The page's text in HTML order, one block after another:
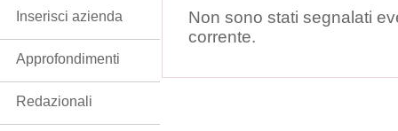
Non sono stati segnalati
corrente.
Inserisci azienda
Approfondimenti
Redazionali